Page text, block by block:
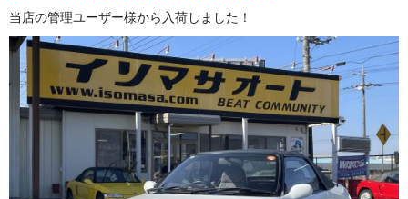
当店の管理ユーザー様から入荷しました！